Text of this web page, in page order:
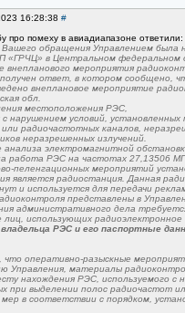
16:28:38 #
про помеху в авиадиапазоне ответили:
обращения Управлением была
«ГРЧЦ» в Центральном федеральном
внепланового мероприятия
ответ, в котором сообщено,
внеплановое мероприятие
обл.
местоположения РЭС,
с нарушением условий, установленных
радиочастотных каналов,
неразрешенных излучений.
анализа электромагнитной
работа РЭС на частотах 27,13506
пеленгационных мероприятий
является радиостанция. Данная
и используется для передачи
представлены в
административного дела
лиц, использующих радиоэлектронное
РЭС и его паспортные
что оперативно-разыскные
Управления, материалы
нахождения РЭС, используемого с
при выделении полос радиочастот
в соответствии с порядком,